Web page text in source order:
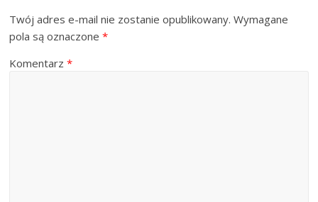
Twój adres e-mail nie zostanie opublikowany. Wymagane
pola są oznaczone*
Komentarz*